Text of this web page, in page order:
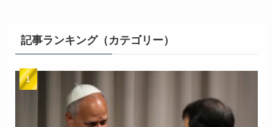
記事ランキング（カテゴリー）